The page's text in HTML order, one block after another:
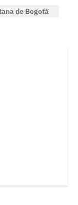
de Bogotá